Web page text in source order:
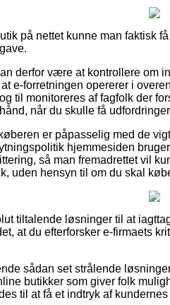
på nettet kunne man faktisk
derfor være at kontrollere om
e-forretningen opererer i
til monitoreres af fagfolk der
når du skulle få
er påpasselig med de
hjemmesiden
så man fremadrettet vil
uden hensyn til om du skal
tiltalende løsninger til at
at du efterforsker e-firmaets
sådan set strålende
butikker som giver folk
til at få et indtryk af